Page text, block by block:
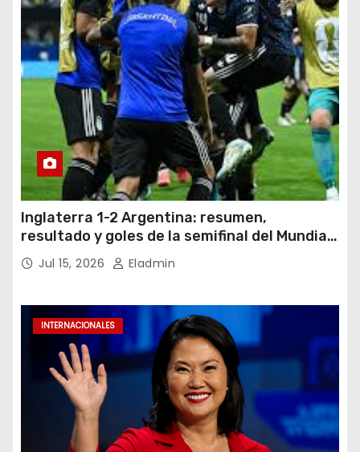
Inglaterra 1-2 Argentina: resumen,
resultado y goles de la semifinal del Mundial
2026Jul 15, 2026 Eladmin
INTERNACIONALES